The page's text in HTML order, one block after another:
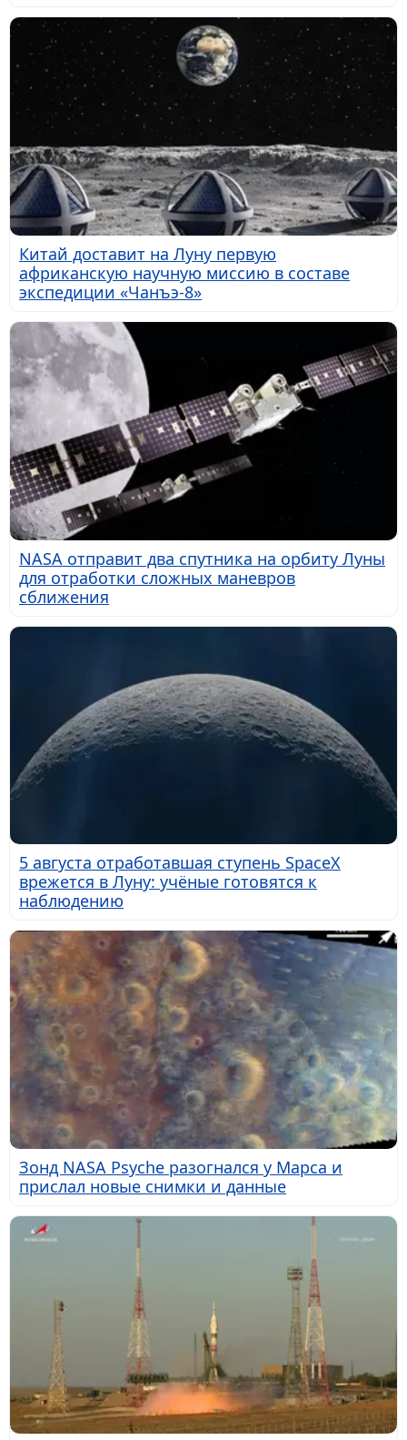
Китай доставит на Луну первую
африканскую научную миссию в составе
экспедиции «Чанъэ-8»
NASA отправит два спутника на орбиту Луны
для отработки сложных маневров
сближения
5 августа отработавшая ступень SpaceX
врежется в Луну: учёные готовятся к
наблюдению
Зонд NASA Psyche разогнался у Марса и
прислал новые снимки и данные